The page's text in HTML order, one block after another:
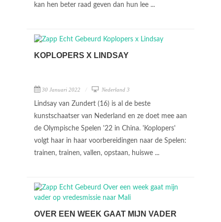
kan hen beter raad geven dan hun lee ...
KOPLOPERS X LINDSAY
30 Januari 2022 Nederland 3
Lindsay van Zundert (16) is al de beste
kunstschaatser van Nederland en ze doet mee aan
de Olympische Spelen '22 in China. 'Koplopers'
volgt haar in haar voorbereidingen naar de Spelen:
trainen, trainen, vallen, opstaan, huiswe ...
OVER EEN WEEK GAAT MIJN VADER